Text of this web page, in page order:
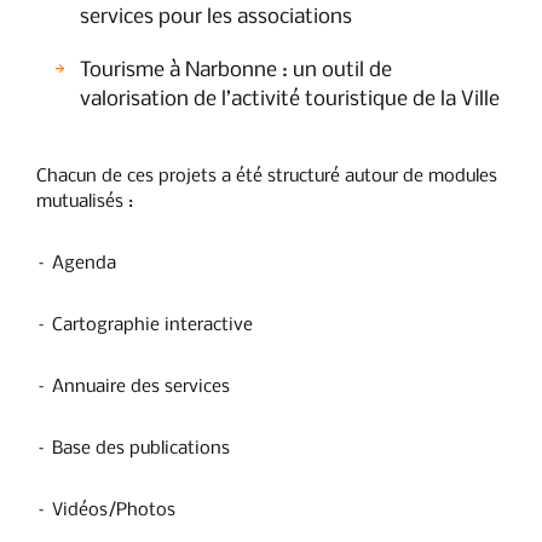
services pour les associations
Tourisme à Narbonne : un outil de
valorisation de l’activité touristique de la Ville
Chacun de ces projets a été structuré autour de modules
mutualisés :
– Agenda
– Cartographie interactive
– Annuaire des services
– Base des publications
– Vidéos/Photos